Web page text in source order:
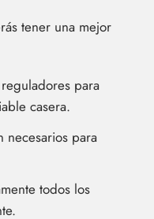
tener una mejor
para
casera.
necesarios para
todos los